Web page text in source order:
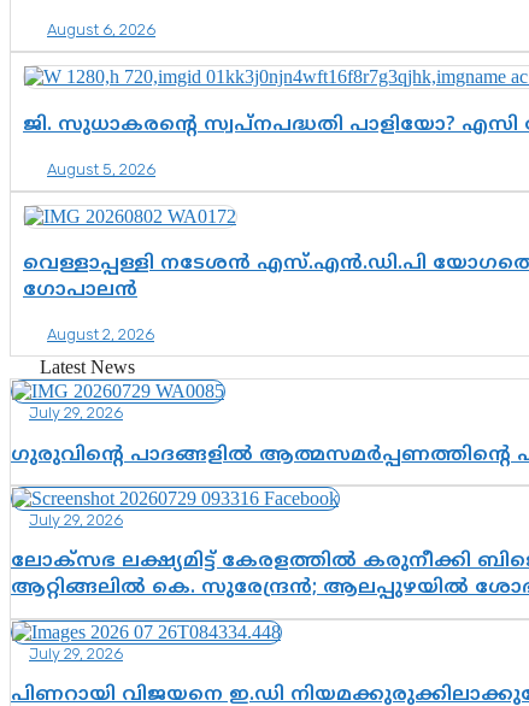
August 6, 2026
ജി. സുധാകരന്റെ സ്വപ്നപദ്ധതി പാളിയോ?
August 5, 2026
വെള്ളാപ്പള്ളി നടേശൻ എസ്.എൻ.ഡി.പി
ഗോപാലൻ
August 2, 2026
Latest News
July 29, 2026
ഗുരുവിന്റെ പാദങ്ങളിൽ
July 29, 2026
ലോക്സഭ ലക്ഷ്യമിട്ട് കേരളത്തിൽ കരുനീക്കി
ആറ്റിങ്ങലിൽ കെ. സുരേന്ദ്രൻ; ആലപ്പുഴയിൽ
July 29, 2026
പിണറായി വിജയനെ ഇ.ഡി